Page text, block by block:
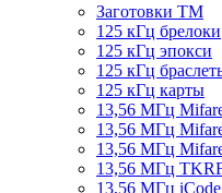
Заготовки ТМ
125 кГц брелоки
125 кГц эпокси
125 кГц
125 кГц карты
13,56 МГц
13,56 МГц
13,56 МГц
13,56 МГц
13,56 МГц